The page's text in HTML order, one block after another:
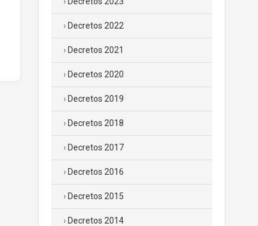
Decretos 2022
Decretos 2021
Decretos 2020
Decretos 2019
Decretos 2018
Decretos 2017
Decretos 2016
Decretos 2015
Decretos 2014